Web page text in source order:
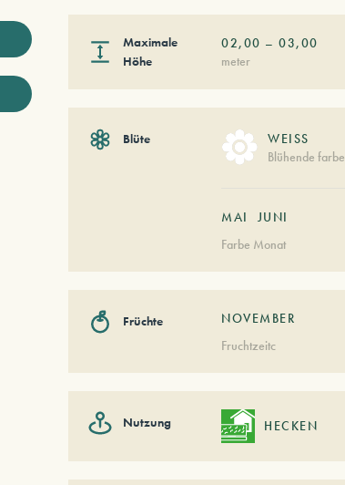
Maximale
Höhe
02,00 –03,00
meter
Blüte
WEISS
Blühende farbe
MAI
JUNI
Farbe Monat
Früchte
NOVEMBER
Fruchtzeitc
Nutzung HECKEN